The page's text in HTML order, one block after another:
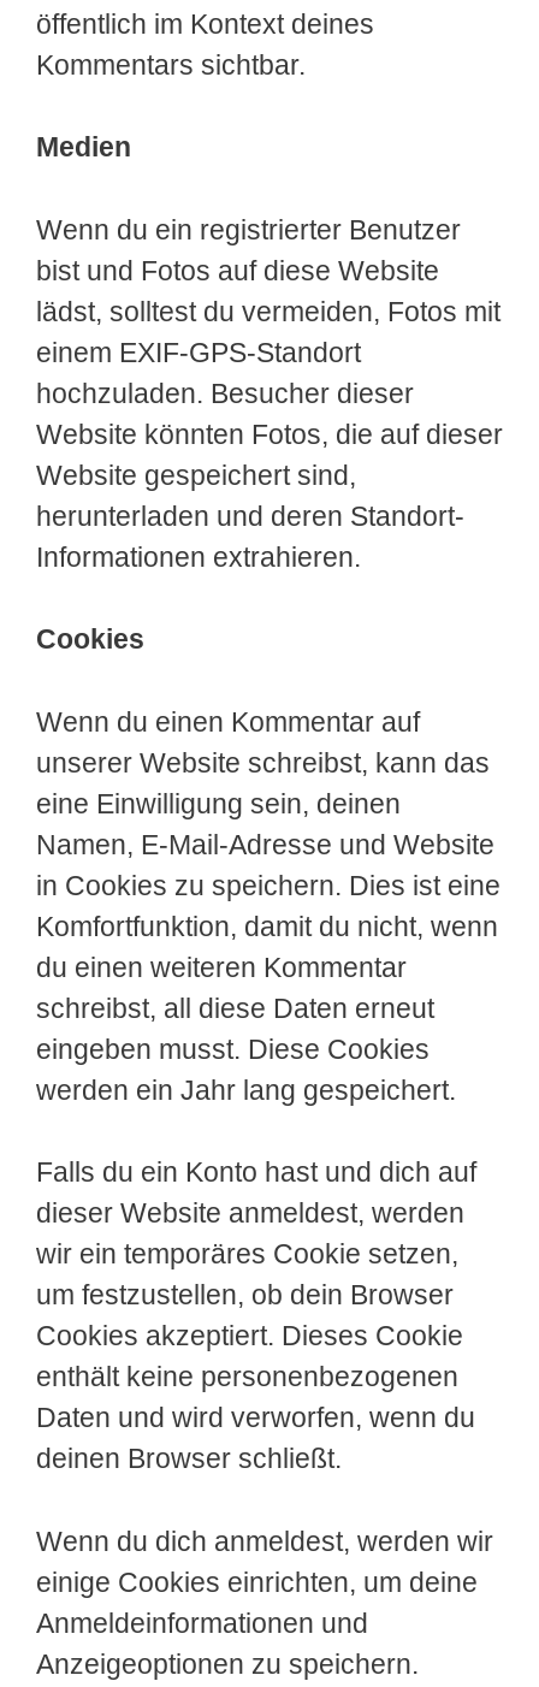
öffentlich im Kontext deines
Kommentars sichtbar.
Medien
Wenn du ein registrierter Benutzer
bist und Fotos auf diese Website
lädst, solltest du vermeiden, Fotos mit
einem EXIF-GPS-Standort
hochzuladen. Besucher dieser
Website könnten Fotos, die auf dieser
Website gespeichert sind,
herunterladen und deren Standort-
Informationen extrahieren.
Cookies
Wenn du einen Kommentar auf
unserer Website schreibst, kann das
eine Einwilligung sein, deinen
Namen, E-Mail-Adresse und Website
in Cookies zu speichern. Dies ist eine
Komfortfunktion, damit du nicht, wenn
du einen weiteren Kommentar
schreibst, all diese Daten erneut
eingeben musst. Diese Cookies
werden ein Jahr lang gespeichert.
Falls du ein Konto hast und dich auf
dieser Website anmeldest, werden
wir ein temporäres Cookie setzen,
um festzustellen, ob dein Browser
Cookies akzeptiert. Dieses Cookie
enthält keine personenbezogenen
Daten und wird verworfen, wenn du
deinen Browser schließt.
Wenn du dich anmeldest, werden wir
einige Cookies einrichten, um deine
Anmeldeinformationen und
Anzeigeoptionen zu speichern.